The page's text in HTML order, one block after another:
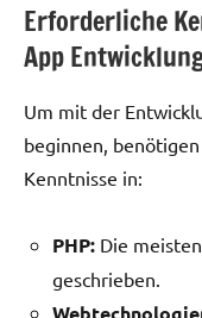
Erforderliche
App
Um mit der
beginnen,
Kenntnisse in:
PHP: Die
geschrieben.